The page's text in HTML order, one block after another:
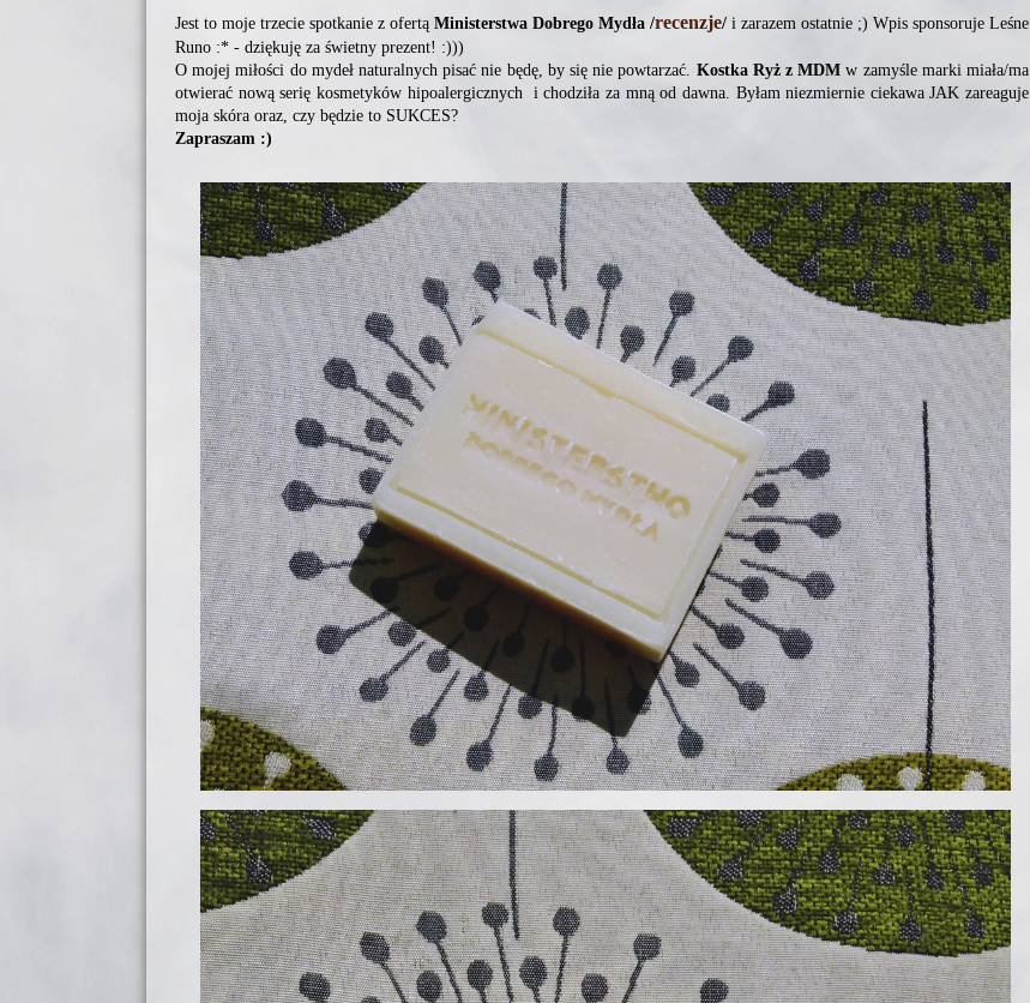
Jest to moje trzecie spotkanie z ofertą Ministerstwa Dobrego Mydła /recenzje/ i zarazem ostatnie ;) Wpis sponsoruje Leśne
Runo :* - dziękuję za świetny prezent! :)))
O mojej miłości do mydeł naturalnych pisać nie będę, by się nie powtarzać. Kostka Ryż z MDM w zamyśle marki miała/ma
otwierać nową serię kosmetyków hipoalergicznych i chodziła za mną od dawna. Byłam niezmiernie ciekawa JAK zareaguje
moja skóra oraz, czy będzie to SUKCES?
Zapraszam :)